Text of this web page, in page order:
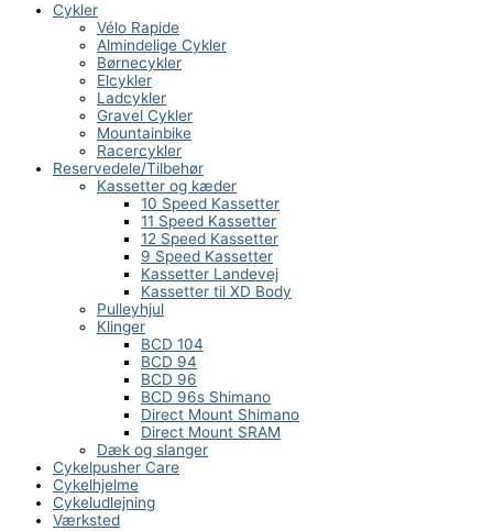
Cykler
Vélo Rapide
Almindelige Cykler
Børnecykler
Elcykler
Ladcykler
Gravel Cykler
Mountainbike
Racercykler
Reservedele/Tilbehør
Kassetter og kæder
10 Speed Kassetter
11 Speed Kassetter
12 Speed Kassetter
9 Speed Kassetter
Kassetter Landevej
Kassetter til XD Body
Pulleyhjul
Klinger
BCD 104
BCD 94
BCD 96
BCD 96s Shimano
Direct Mount Shimano
Direct Mount SRAM
Dæk og slanger
Cykelpusher Care
Cykelhjelme
Cykeludlejning
Værksted